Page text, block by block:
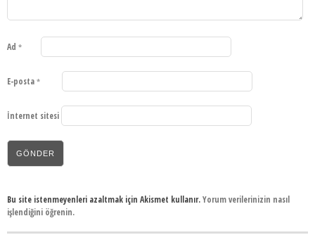
Ad *
E-posta *
İnternet sitesi
Bu site istenmeyenleri azaltmak için Akismet kullanır.Yorum verilerinizin nasıl
işlendiğini öğrenin.